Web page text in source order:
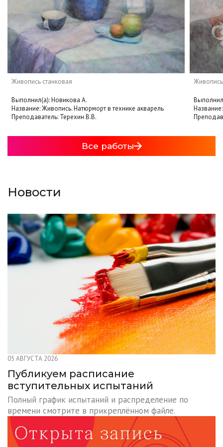
Живопись станковая
Выполнил(а): Новикова А.
Название: Живопись. Натюрморт в технике акварель
Преподаватель: Терехин В.В.
Все работы
Новости
05 АВГУСТА 2026
Публикуем расписание
вступительных испытаний
Полный график испытаний и распределение по
времени смотрите в прикреплённом файле.